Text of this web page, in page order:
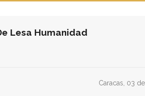
Lesa Humanidad
Caracas, 03